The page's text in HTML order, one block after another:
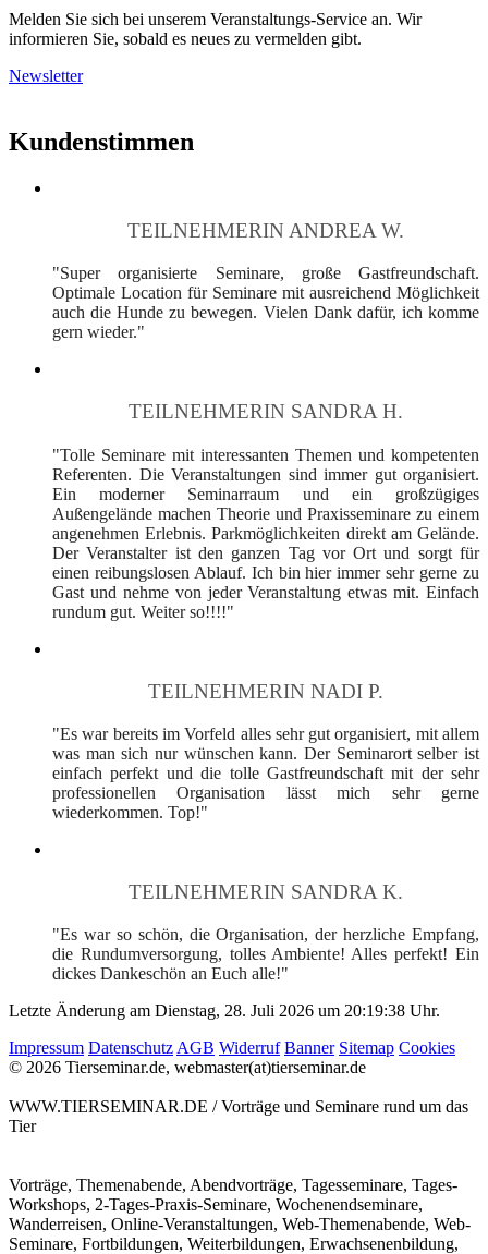
Melden Sie sich bei unserem Veranstaltungs-Service an. Wir
informieren Sie, sobald es neues zu vermelden gibt.
Newsletter
Kundenstimmen
TEILNEHMERIN ANDREA W.
"Super organisierte Seminare, große Gastfreundschaft.
Optimale Location für Seminare mit ausreichend Möglichkeit
auch die Hunde zu bewegen. Vielen Dank dafür, ich komme
gern wieder."
TEILNEHMERIN SANDRA H.
"Tolle Seminare mit interessanten Themen und kompetenten
Referenten. Die Veranstaltungen sind immer gut organisiert.
Ein moderner Seminarraum und ein großzügiges
Außengelände machen Theorie und Praxisseminare zu einem
angenehmen Erlebnis. Parkmöglichkeiten direkt am Gelände.
Der Veranstalter ist den ganzen Tag vor Ort und sorgt für
einen reibungslosen Ablauf. Ich bin hier immer sehr gerne zu
Gast und nehme von jeder Veranstaltung etwas mit. Einfach
rundum gut. Weiter so!!!!"
TEILNEHMERIN NADI P.
"Es war bereits im Vorfeld alles sehr gut organisiert, mit allem
was man sich nur wünschen kann. Der Seminarort selber ist
einfach perfekt und die tolle Gastfreundschaft mit der sehr
professionellen Organisation lässt mich sehr gerne
wiederkommen. Top!"
TEILNEHMERIN SANDRA K.
"Es war so schön, die Organisation, der herzliche Empfang,
die Rundumversorgung, tolles Ambiente! Alles perfekt! Ein
dickes Dankeschön an Euch alle!"
Letzte Änderung am Dienstag, 28. Juli 2026 um 20:19:38 Uhr.
Impressum DatenschutzAGB Widerruf Banner Sitemap Cookies
© 2026 Tierseminar.de, webmaster(at)tierseminar.de
WWW.TIERSEMINAR.DE / Vorträge und Seminare rund um das
Tier
Vorträge, Themenabende, Abendvorträge, Tagesseminare, Tages-
Workshops, 2-Tages-Praxis-Seminare, Wochenendseminare,
Wanderreisen, Online-Veranstaltungen, Web-Themenabende, Web-
Seminare, Fortbildungen, Weiterbildungen, Erwachsenenbildung,